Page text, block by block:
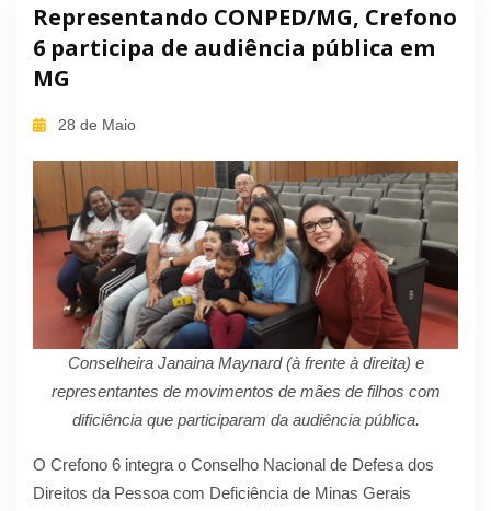
Representando CONPED/MG, Crefono
6 participa de audiência pública em
MG
28 de Maio
Conselheira Janaina Maynard (à frente à direita) e
representantes de movimentos de mães de filhos com
dificiência que participaram da audiência pública.
O Crefono 6 integra o Conselho Nacional de Defesa dos
Direitos da Pessoa com Deficiência de Minas Gerais